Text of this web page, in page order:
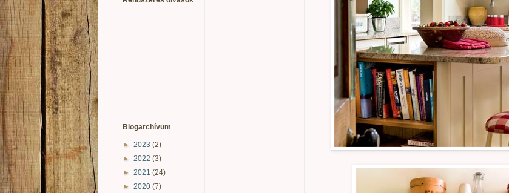
Blogarchívum
► 2023 (2)
► 2022 (3)
► 2021 (24)
► 2020 (7)